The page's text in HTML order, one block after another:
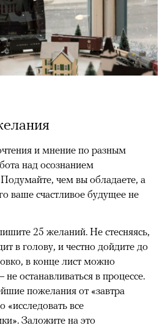
и мнение по разным
над осознанием
чем вы обладаете, а
ваше счастливое будущее не
25 желаний. Не стесняясь,
в голову, и честно дойдите до
в конце лист можно
останавливаться в процессе.
пожелания от «завтра
«исследовать все
Заложите на это